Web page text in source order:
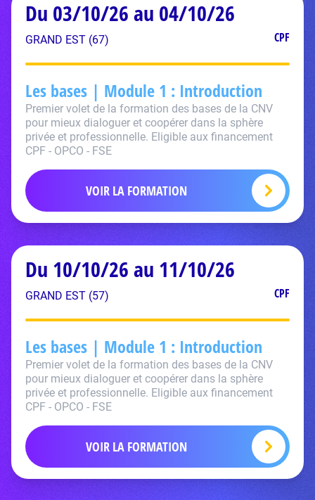
Du 03/10/26 au 04/10/26
GRAND EST (67) CPF
Les bases | Module 1 : Introduction
Premier volet de la formation des bases de la CNV
pour mieux dialoguer et coopérer dans la sphère
privée et professionnelle. Eligible aux financement
CPF - OPCO - FSE
VOIR LA FORMATION
Du 10/10/26 au 11/10/26
GRAND EST (57) CPF
Les bases | Module 1 : Introduction
Premier volet de la formation des bases de la CNV
pour mieux dialoguer et coopérer dans la sphère
privée et professionnelle. Eligible aux financement
CPF - OPCO - FSE
VOIR LA FORMATION